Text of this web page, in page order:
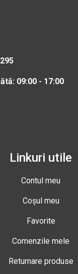
09:00 - 17:00
Linkuri utile
Contul meu
Coșul meu
Favorite
Comenzile mele
Returnare produse